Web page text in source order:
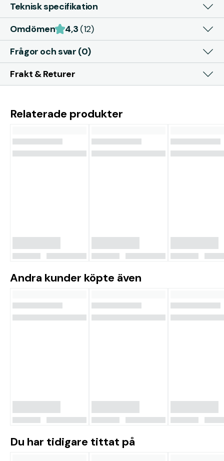
Teknisk specifikation
Omdömen
4,3 (12)
Frågor och svar (0)
Frakt & Returer
Relaterade produkter
Andra kunder köpte även
Du har tidigare tittat på